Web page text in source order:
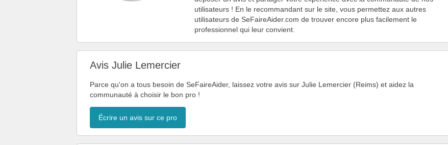
utilisateurs ! En le recommandant sur le site, vous permettez aux autres
utilisateurs de SeFaireAider.com de trouver encore plus facilement le
professionnel qui leur convient.
Avis Julie Lemercier
Parce qu'on a tous besoin de SeFaireAider, laissez votre avis sur Julie Lemercier (Reims) et aidez la
communauté à choisir le bon pro !
Écrire un avis sur ce pro